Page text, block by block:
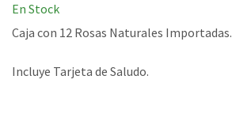
En Stock
Caja con 12 Rosas Naturales Importadas.
Incluye Tarjeta de Saludo.